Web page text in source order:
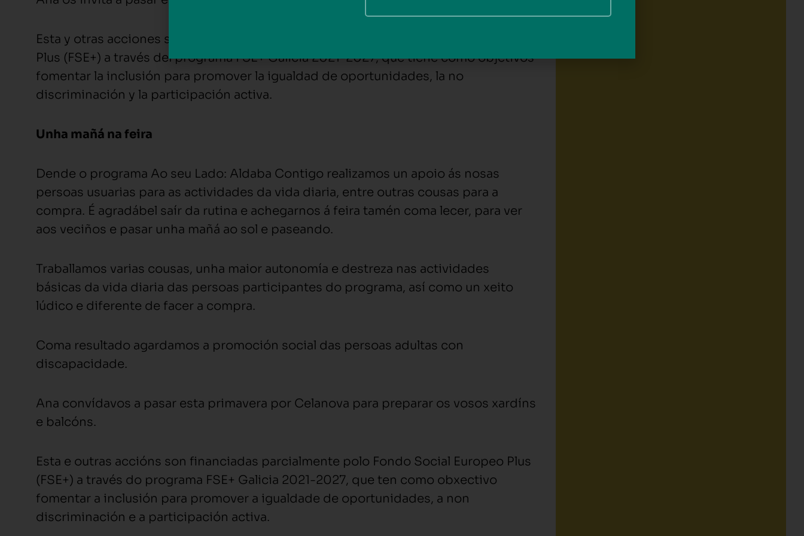
Esta y otras acciones son financiadas parcialmente por el Fondo Social Europeo
Plus (FSE+) a través del programa FSE+ Galicia 2021-2027, que tiene como objetivos
fomentar la inclusión para promover la igualdad de oportunidades, la no
discriminación y la participación activa.
Unha mañá na feira
Dende o programa Ao seu Lado: Aldaba Contigo realizamos un apoio ás nosas
persoas usuarias para as actividades da vida diaria, entre outras cousas para a
compra. É agradábel saír da rutina e achegarnos á feira tamén coma lecer, para ver
aos veciños e pasar unha mañá ao sol e paseando.
Traballamos varias cousas, unha maior autonomía e destreza nas actividades
básicas da vida diaria das persoas participantes do programa, así como un xeito
lúdico e diferente de facer a compra.
Coma resultado agardamos a promoción social das persoas adultas con
discapacidade.
Ana convídavos a pasar esta primavera por Celanova para preparar os vosos xardíns
e balcóns.
Esta e outras accións son financiadas parcialmente polo Fondo Social Europeo Plus
(FSE+) a través do programa FSE+ Galicia 2021-2027, que ten como obxectivo
fomentar a inclusión para promover a igualdade de oportunidades, a non
discriminación e a participación activa.